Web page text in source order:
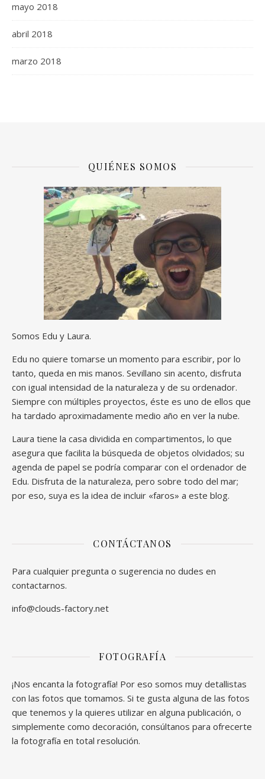
mayo 2018
abril 2018
marzo 2018
QUIÉNES SOMOS
Somos Edu y Laura.
Edu no quiere tomarse un momento para escribir, por lo
tanto, queda en mis manos. Sevillano sin acento, disfruta
con igual intensidad de la naturaleza y de su ordenador.
Siempre con múltiples proyectos, éste es uno de ellos que
ha tardado aproximadamente medio año en ver la nube.
Laura tiene la casa dividida en compartimentos, lo que
asegura que facilita la búsqueda de objetos olvidados; su
agenda de papel se podría comparar con el ordenador de
Edu. Disfruta de la naturaleza, pero sobre todo del mar;
por eso, suya es la idea de incluir «faros» a este blog.
CONTÁCTANOS
Para cualquier pregunta o sugerencia no dudes en
contactarnos.
info@clouds-factory.net
FOTOGRAFÍA
¡Nos encanta la fotografía! Por eso somos muy detallistas
con las fotos que tomamos. Si te gusta alguna de las fotos
que tenemos y la quieres utilizar en alguna publicación, o
simplemente como decoración, consúltanos para ofrecerte
la fotografía en total resolución.